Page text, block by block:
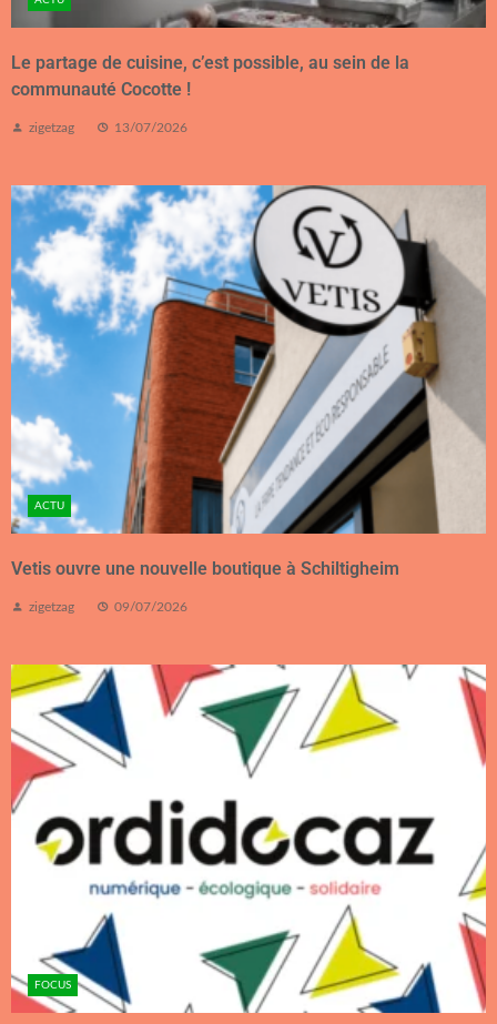
Le partage de cuisine, c’est possible, au sein de la
communauté Cocotte !
zigetzag 13/07/2026
ACTU
Vetis ouvre une nouvelle boutique à Schiltigheim
zigetzag 09/07/2026
FOCUS